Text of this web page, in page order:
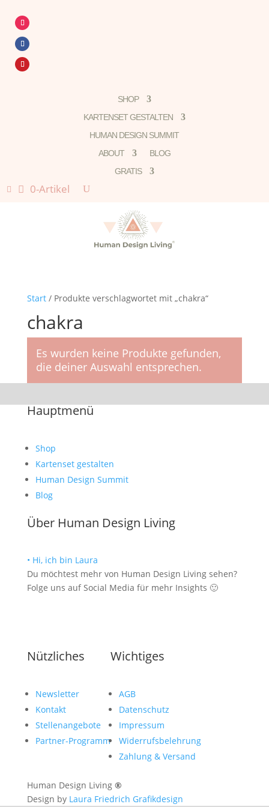
SHOP
KARTENSET GESTALTEN
HUMAN DESIGN SUMMIT
ABOUT
BLOG
GRATIS

0-Artikel
Start/ Produkte verschlagwortet mit „chakra“
chakra
Es wurden keine Produkte gefunden,
die deiner Auswahl entsprechen.
Hauptmenü
Shop
Kartenset gestalten
Human Design Summit
Blog
Über Human Design Living
• Hi, ich bin Laura
Du möchtest mehr von Human Design Living sehen?
Folge uns auf Social Media für mehr Insights 🙂
Nützliches
Newsletter
Kontakt
Stellenangebote
Partner-Programm
Wichtiges
AGB
Datenschutz
Impressum
Widerrufsbelehrung
Zahlung & Versand
Human Design Living ®
Design by Laura Friedrich Grafikdesign